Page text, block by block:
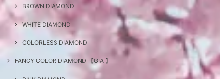
BROWN DIAMOND
WHITE DIAMOND
COLORLESS DIAMOND
FANCY COLOR DIAMOND 【GIA 】